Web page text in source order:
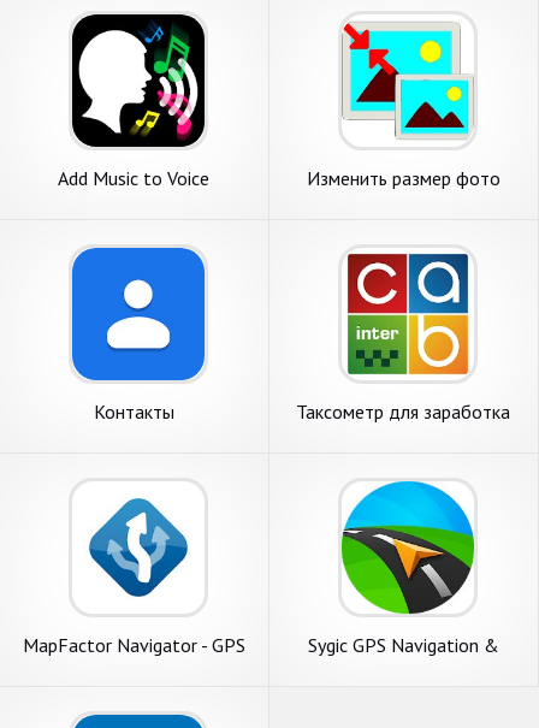
Add Music to Voice Изменить размер фото
Контакты Таксометр для заработка
MapFactor Navigator - GPS
Sygic GPS Navigation &